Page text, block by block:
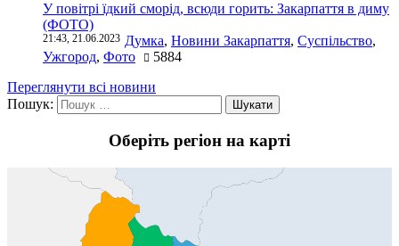
У повітрі їдкий сморід, всюди горить: Закарпаття в диму
(ФОТО)
21:43, 21.06.2023 Думка, Новини Закарпаття, Суспільство,
Ужгород, Фото
5884
Переглянути всі новини
Пошук:
Оберіть регіон на карті